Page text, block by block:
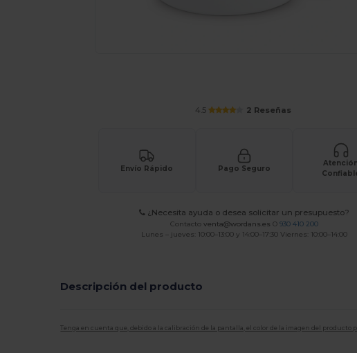
4.5 2 Reseñas
Envío Rápido Pago Seguro
Atención
¿Necesita ayuda o desea solicitar un presupuesto?
Contacto venta@wordans.es O 930 410 200
Lunes – jueves: 10:00–13:00 y 14:00–17:30 Viernes: 10:00–14:00
Descripción del producto
Tenga en cuenta que, debido a la calibración de la pantalla, el color de la imagen del